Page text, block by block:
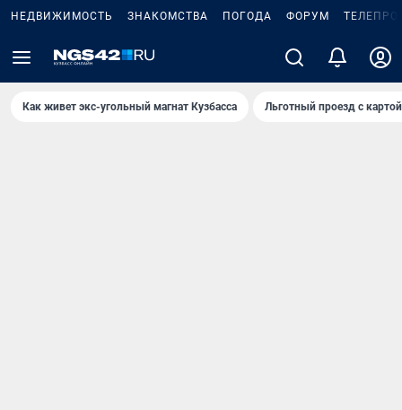
НЕДВИЖИМОСТЬ ЗНАКОМСТВА ПОГОДА ФОРУМ
Как живет экс-угольный магнат Кузбасса Льготный проезд с